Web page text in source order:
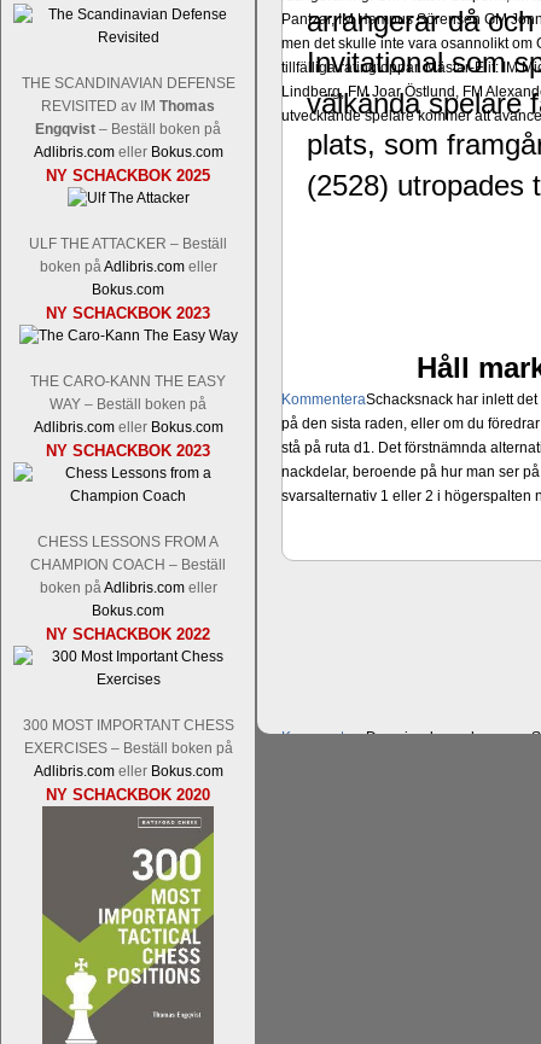
THE SCANDINAVIAN DEFENSE
REVISITED av IM Thomas
Engqvist – Beställ boken på
Adlibris.comeller Bokus.com
NY SCHACKBOK 2025
ULF THE ATTACKER – Beställ
boken påAdlibris.comeller
Bokus.com
NY SCHACKBOK 2023
THE CARO-KANN THE EASY
WAY – Beställ boken på
Adlibris.comeller Bokus.com
NY SCHACKBOK 2023
CHESS LESSONS FROM A
CHAMPION COACH – Beställ
boken påAdlibris.comeller
Bokus.com
NY SCHACKBOK 2022
300 MOST IMPORTANT CHESS
EXERCISES – Beställ boken på
Adlibris.comeller Bokus.com
NY SCHACKBOK 2020
Pantzar, IM Hampus Sörensen GM
men det skulle inte vara osannolikt om
tillfälliga ratingtoppar. Mästar-Elit: IM
Lindberg, FM Joar Östlund, FM
utvecklande spelare kommer att
KommenteraSchacksnack har inlett
på den sista raden, eller om du
stå på ruta d1. Det förstnämnda
nackdelar, beroende på hur man ser
svarsalternativ 1 eller 2 i högerspalten
KommenteraDen sjunde upplagan av
arrangerar då
Invitational som
välkända spelare
plats, som
(2528) utropades
Håll